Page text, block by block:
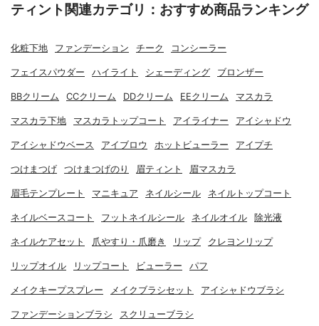
ティント関連カテゴリ：おすすめ商品ランキング
化粧下地 ファンデーション チーク コンシーラー
フェイスパウダー ハイライト シェーディング ブロンザー
BBクリーム CCクリーム DDクリーム EEクリーム マスカラ
マスカラ下地 マスカラトップコート アイライナー アイシャドウ
アイシャドウベース アイブロウ ホットビューラー アイプチ
つけまつげ つけまつげのり 眉ティント 眉マスカラ
眉毛テンプレート マニキュア ネイルシール ネイルトップコート
ネイルベースコート フットネイルシール ネイルオイル 除光液
ネイルケアセット 爪やすり・爪磨き リップ クレヨンリップ
リップオイル リップコート ビューラー パフ
メイクキープスプレー メイクブラシセット アイシャドウブラシ
ファンデーションブラシ スクリューブラシ